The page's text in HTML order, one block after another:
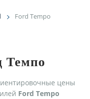
Ford Tempo
Темпо
цены
Ford Tempo